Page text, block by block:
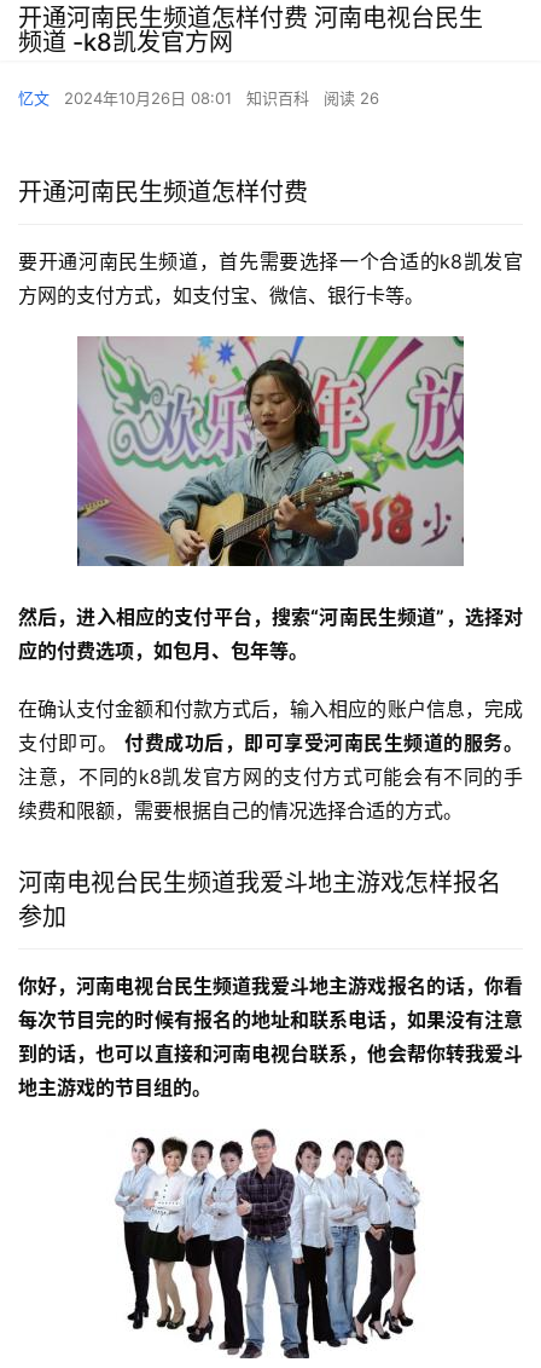
开通河南民生频道怎样付费 河南电视台民生
频道 -k8凯发官方网
忆文 2024年10月26日 08:01 知识百科 阅读 26
开通河南民生频道怎样付费
要开通河南民生频道，首先需要选择一个合适的k8凯发官
方网的支付方式，如支付宝、微信、银行卡等。
然后，进入相应的支付平台，搜索“河南民生频道”，选择对
应的付费选项，如包月、包年等。
在确认支付金额和付款方式后，输入相应的账户信息，完成
支付即可。 付费成功后，即可享受河南民生频道的服务。
注意，不同的k8凯发官方网的支付方式可能会有不同的手
续费和限额，需要根据自己的情况选择合适的方式。
河南电视台民生频道我爱斗地主游戏怎样报名
参加
你好，河南电视台民生频道我爱斗地主游戏报名的话，你看
每次节目完的时候有报名的地址和联系电话，如果没有注意
到的话，也可以直接和河南电视台联系，他会帮你转我爱斗
地主游戏的节目组的。